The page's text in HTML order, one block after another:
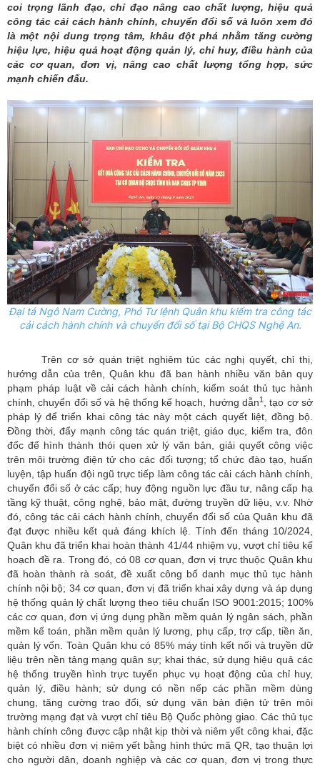
coi trọng lãnh đạo, chỉ đạo nâng cao chất lượng, hiệu quả
công tác cải cách hành chính, chuyển đổi số và luôn xem đó
là một nội dung trọng tâm, khâu đột phá nhằm tăng cường
hiệu lực, hiệu quả hoạt động quản lý, chỉ huy, điều hành của
các cơ quan, đơn vị, nâng cao chất lượng tổng hợp, sức
mạnh chiến đấu.
Đại tá Ngô Nam Cường, Phó Tư lệnh Quân khu kiểm tra công tác
cải cách hành chính và chuyển đổi số tại Bộ CHQS Nghệ An.
Trên cơ sở quán triệt nghiêm túc các nghị quyết, chỉ thị,
hướng dẫn của trên, Quân khu đã ban hành nhiều văn bản quy
phạm pháp luật về cải cách hành chính, kiểm soát thủ tục hành
chính, chuyển đổi số và hệ thống kế hoạch, hướng dẫn1
, tạo cơ sở
pháp lý để triển khai công tác này một cách quyết liệt, đồng bộ.
Đồng thời, đẩy mạnh công tác quán triệt, giáo dục, kiểm tra, đôn
đốc để hình thành thói quen xử lý văn bản, giải quyết công việc
trên môi trường điện tử cho các đối tượng; tổ chức đào tạo, huấn
luyện, tập huấn đội ngũ trực tiếp làm công tác cải cách hành chính,
chuyển đổi số ở các cấp; huy động nguồn lực đầu tư, nâng cấp hạ
tầng kỹ thuật, công nghệ, bảo mật, đường truyền dữ liệu, v.v. Nhờ
đó, công tác cải cách hành chính, chuyển đổi số của Quân khu đã
đạt được nhiều kết quả đáng khích lệ. Tính đến tháng 10/2024,
Quân khu đã triển khai hoàn thành 41/44 nhiệm vụ, vượt chỉ tiêu kế
hoạch đề ra. Trong đó, có 08 cơ quan, đơn vị trực thuộc Quân khu
đã hoàn thành rà soát, đề xuất công bố danh mục thủ tục hành
chính nội bộ; 34 cơ quan, đơn vị đã triển khai xây dựng và áp dụng
hệ thống quản lý chất lượng theo tiêu chuẩn ISO 9001:2015; 100%
các cơ quan, đơn vị ứng dụng phần mềm quản lý ngân sách, phần
mềm kế toán, phần mềm quản lý lương, phụ cấp, trợ cấp, tiền ăn,
quản lý vốn. Toàn Quân khu có 85% máy tính kết nối và truyền dữ
liệu trên nền tảng mạng quân sự; khai thác, sử dụng hiệu quả các
hệ thống truyền hình trực tuyến phục vụ hoạt động của chỉ huy,
quản lý, điều hành; sử dụng có nền nếp các phần mềm dùng
chung, tăng cường trao đổi, sử dụng văn bản điện tử trên môi
trường mạng đạt và vượt chỉ tiêu Bộ Quốc phòng giao. Các thủ tục
hành chính công được cập nhật kịp thời và niêm yết công khai, đặc
biệt có nhiều đơn vị niêm yết bằng hình thức mã QR, tạo thuận lợi
cho người dân, doanh nghiệp và các cơ quan, đơn vị trong thực